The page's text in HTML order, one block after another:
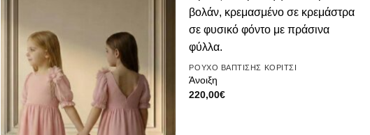
επιθυμιών
ΡΟΥΧΟ ΒΑΠΤΙΣΗΣ ΚΟΡΙΤΣΙ
Άνοιξη
220,00€